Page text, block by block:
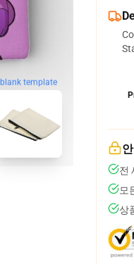
blank template
전
모
상